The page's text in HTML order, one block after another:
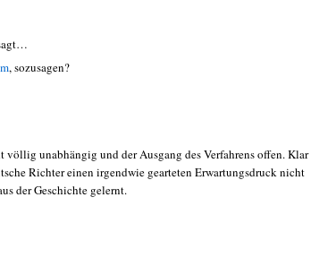
, sozusagen?
völlig unabhängig und der Ausgang des Verfahrens offen.
Richter einen irgendwie gearteten Erwartungsdruck nicht
der Geschichte gelernt.